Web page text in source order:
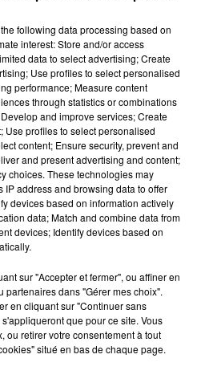
le poste de conseillère
Macron. Elle a officiellement
novembre.
emprunte le décor de l’émission
Garous » pour son...
réécrite de « Beautiful Day »
lors des...
following data processing based on
interest: Store and/or access
data to select advertising; Create
Use profiles to select personalised
performance; Measure content
through statistics or combinations
and improve services; Create
Use profiles to select personalised
content; Ensure security, prevent and
and present advertising and content;
choices. These technologies may
address and browsing data to offer
devices based on information actively
data; Match and combine data from
devices; Identify devices based on
sur "Accepter et fermer", ou affiner en
partenaires dans "Gérer mes choix".
en cliquant sur "Continuer sans
que pour ce site. Vous
ou retirer votre consentement à tout
situé en bas de chaque page.